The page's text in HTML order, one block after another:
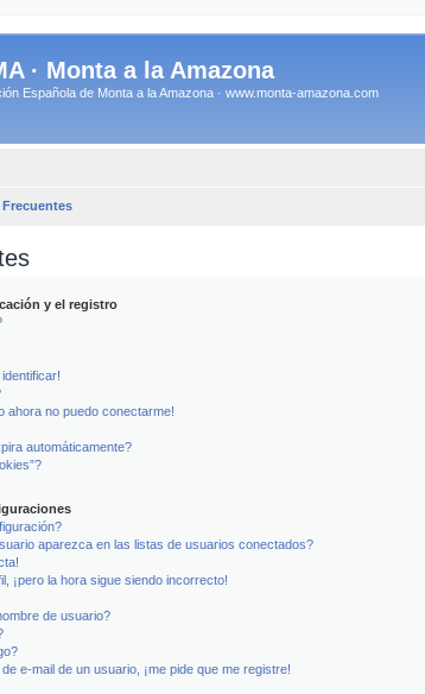
· Monta a la Amazona
Española de Monta a la Amazona · www.monta-amazona.com
y el registro
ahora no puedo conectarme!
automáticamente?
aparezca en las listas de usuarios conectados?
¡pero la hora sigue siendo incorrecto!
de usuario?
e-mail de un usuario, ¡me pide que me registre!